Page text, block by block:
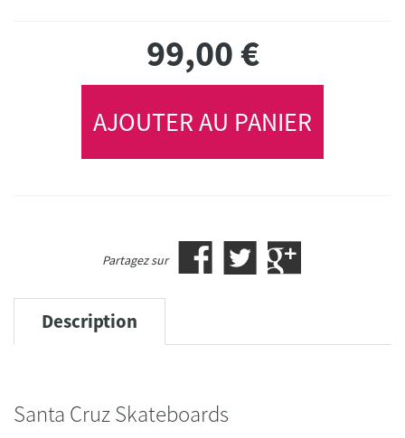
99,00€
AJOUTER AU PANIER
Partagez sur
Description
Santa Cruz Skateboards